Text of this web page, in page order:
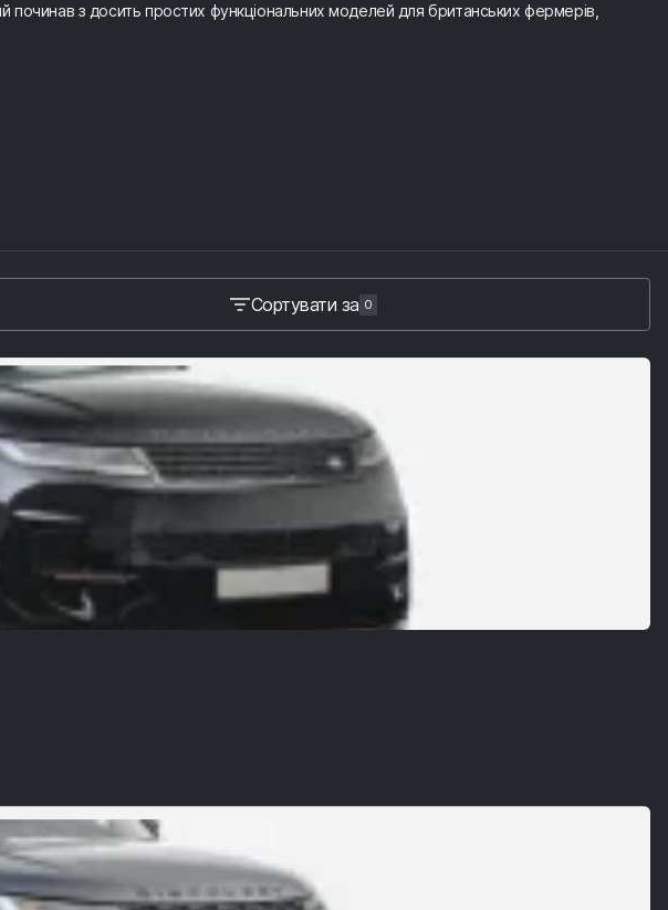
починав з досить простих функціональних моделей для британських фермерів,
Сортувати за 0